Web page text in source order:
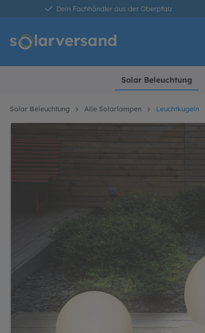
Zur Hauptnavigation springen
Dein Fachhändler aus der Oberpfalz
Solar Beleuchtung
Solar Beleuchtung Alle Solarlampen Leuchtkugeln